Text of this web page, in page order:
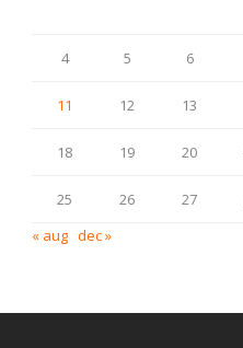
4 5 6
11 12 13
18 19 20
25 26 27
« aug dec »